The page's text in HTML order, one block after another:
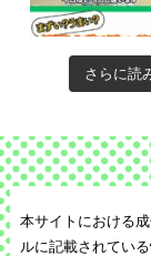
さらに読
本サイトにおける
ルに記載されてい